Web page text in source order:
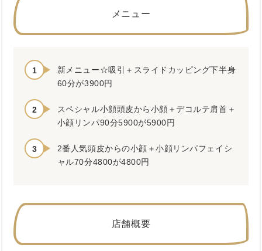
メニュー
新メニュー☆吸引＋スライドカッピング下半身
60分が3900円
スペシャル小顔頭皮から小顔＋デコルテ肩首＋
小顔リンパ90分5900が5900円
2番人気頭皮からの小顔＋小顔リンパフェイシ
ャル70分4800が4800円
店舗概要